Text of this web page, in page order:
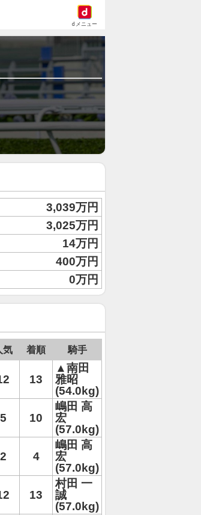
dメニュー
3,039万円
3,025万円
14万円
400万円
0万円
気 着順 騎手
13
▲南田
雅昭
(54.0kg)
5 10
嶋田 高
宏
(57.0kg)
2 4
嶋田 高
宏
(57.0kg)
13
村田 一
誠
(57.0kg)